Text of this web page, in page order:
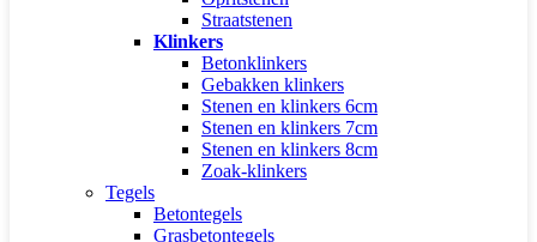
Straatstenen
Klinkers
Betonklinkers
Gebakken klinkers
Stenen en klinkers 6cm
Stenen en klinkers 7cm
Stenen en klinkers 8cm
Zoak-klinkers
Tegels
Betontegels
Grasbetontegels